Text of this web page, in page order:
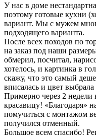
У нас в доме
поэтому готовые кухни
вариант. Мы с мужем
подходящего варианта.
После всех походов по
на заказ под наши
обмерил, посчитал,
хотелось, и картинка в
скажу, что это самый
вписалась и цвет
Примерно через 2
красавицу! «Благодаря»
помучиться с монтажом
получился отменный.
Большое всем спасибо!